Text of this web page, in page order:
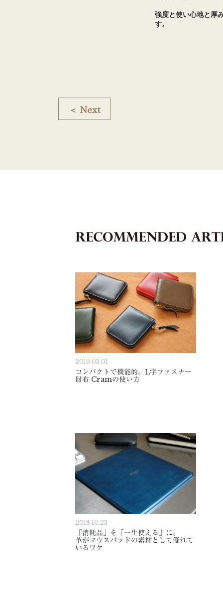
強度と使い心地と厚
す。
＜ Next
2019.03.01
コンパクトで機能的。L字ファスナー
財布 Cramの使い方
2018.10.23
「消耗品」を「一生使える」に。
革がマウスパッドの素材として優れて
いるワケ